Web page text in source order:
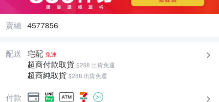
賣編 4577856
配送 宅配 免運
超商付款取貨 $288 出貨免運
超商純取貨 $288 出貨免運
付款